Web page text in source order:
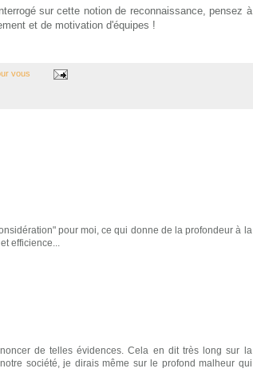
sur cette notion de reconnaissance, pensez à
et de motivation d'équipes !
vous
pour moi, ce qui donne de la profondeur à la
efficience...
de telles évidences. Cela en dit très long sur la
société, je dirais même sur le profond malheur qui